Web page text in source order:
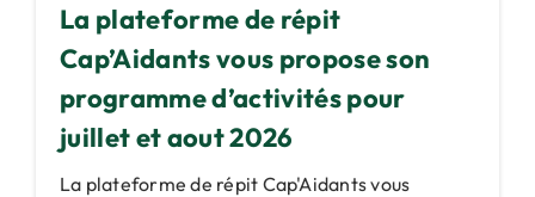
La plateforme de répit
Cap’Aidants vous propose son
programme d’activités pour
juillet et aout 2026
La plateforme de répit Cap'Aidants vous